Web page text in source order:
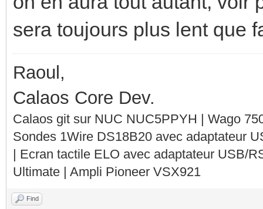
sera toujours plus lent que
Raoul,
Calaos Core Dev.
Calaos git sur NUC NUC5PPYH | Wago
Sondes 1Wire DS18B20 avec adaptateur
| Ecran tactile ELO avec adaptateur USB/
Ultimate | Ampli Pioneer VSX921
Find